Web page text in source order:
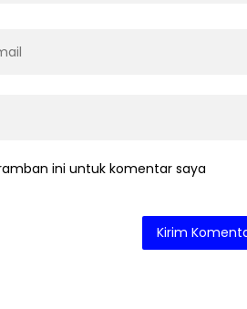
ini untuk komentar saya